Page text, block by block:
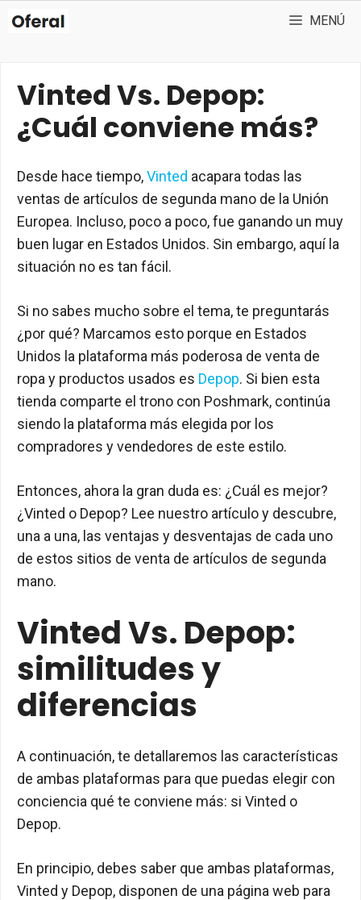
Saltar
MENÚ
Vinted Vs. Depop:
¿Cuál conviene más?
Desde hace tiempo,Vinted acapara todas las
ventas de artículos de segunda mano de la Unión
Europea. Incluso, poco a poco, fue ganando un muy
buen lugar en Estados Unidos. Sin embargo, aquí la
situación no es tan fácil.
Si no sabes mucho sobre el tema, te preguntarás
¿por qué? Marcamos esto porque en Estados
Unidos la plataforma más poderosa de venta de
ropa y productos usados es Depop. Si bien esta
tienda comparte el trono con Poshmark, continúa
siendo la plataforma más elegida por los
compradores y vendedores de este estilo.
Entonces, ahora la gran duda es: ¿Cuál es mejor?
¿Vinted o Depop? Lee nuestro artículo y descubre,
una a una, las ventajas y desventajas de cada uno
de estos sitios de venta de artículos de segunda
mano.
Vinted Vs. Depop:
similitudes y
diferencias
A continuación, te detallaremos las características
de ambas plataformas para que puedas elegir con
conciencia qué te conviene más: si Vinted o
Depop.
En principio, debes saber que ambas plataformas,
Vinted y Depop, disponen de una página web para